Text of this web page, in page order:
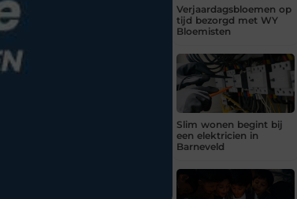
Verjaardagsbloemen op
tijd bezorgd met WY
Bloemisten
Slim wonen begint bij
een elektricien in
Barneveld